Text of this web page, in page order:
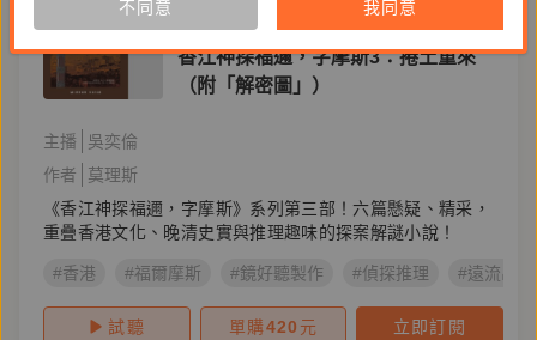
香江神探福邇，字摩斯3：捲土重來
（附「解密圖」）
主播
吳奕倫
作者
莫理斯
《香江神探福邇，字摩斯》系列第三部！六篇懸疑、精采，
重疊香港文化、晚清史實與推理趣味的探案解謎小說！
#香港 #福爾摩斯 #鏡好聽製作 #偵探推理 #遠流出版
試聽 單購420 元 立即訂閱
不同意 我同意